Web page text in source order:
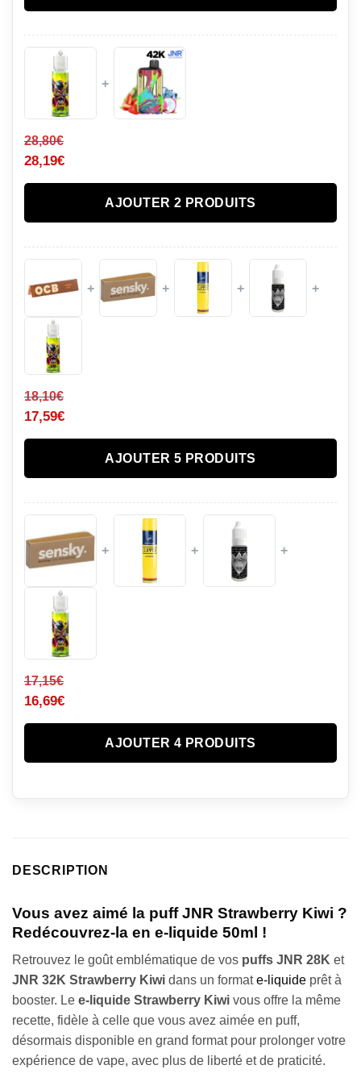
+
28,80€
28,19€
AJOUTER 2 PRODUITS
+ + + +
18,10€
17,59€
AJOUTER 5 PRODUITS
+ + +
17,15€
16,69€
AJOUTER 4 PRODUITS
DESCRIPTION
Vous avez aimé la puff JNR Strawberry Kiwi ?
Redécouvrez-la en e-liquide 50ml !
Retrouvez le goût emblématique de vos puffs JNR 28K et
JNR 32K Strawberry Kiwi dans un formate-liquide prêt à
booster. Le e-liquide Strawberry Kiwi vous offre la même
recette, fidèle à celle que vous avez aimée en puff,
désormais disponible en grand format pour prolonger votre
expérience de vape, avec plus de liberté et de praticité.